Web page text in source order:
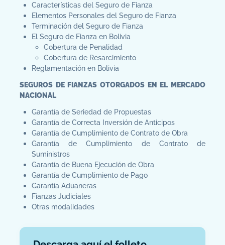
Características del Seguro de Fianza
Elementos Personales del Seguro de Fianza
Terminación del Seguro de Fianza
El Seguro de Fianza en Bolivia
Cobertura de Penalidad
Cobertura de Resarcimiento
Reglamentación en Bolivia
SEGUROS DE FIANZAS OTORGADOS EN EL MERCADO
NACIONAL
Garantía de Seriedad de Propuestas
Garantía de Correcta Inversión de Anticipos
Garantía de Cumplimiento de Contrato de Obra
Garantía de Cumplimiento de Contrato de
Suministros
Garantía de Buena Ejecución de Obra
Garantía de Cumplimiento de Pago
Garantía Aduaneras
Fianzas Judiciales
Otras modalidades